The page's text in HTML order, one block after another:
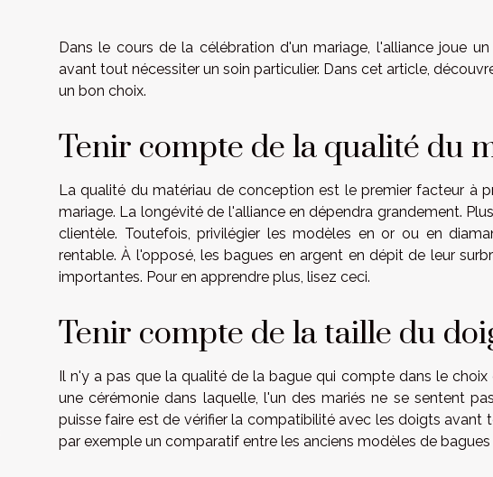
Dans le cours de la célébration d'un mariage, l'alliance joue
avant tout nécessiter un soin particulier. Dans cet article,
un bon choix.
Tenir compte de la qualité du
La qualité du matériau de conception est le premier facteur à
mariage. La longévité de l'alliance en dépendra grandement.
clientèle. Toutefois, privilégier les modèles en or ou en
rentable. À l'opposé, les bagues en argent en dépit de leur
importantes. Pour en apprendre plus, lisez ceci.
Tenir compte de la taille du
Il n'y a pas que la qualité de la bague qui compte dans le
une cérémonie dans laquelle, l'un des mariés ne se sentent
puisse faire est de vérifier la compatibilité avec les doigts avant
par exemple un comparatif entre les anciens modèles de